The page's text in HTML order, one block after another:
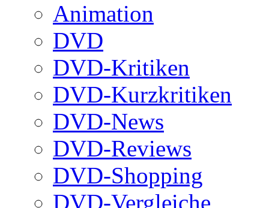
Animation
DVD
DVD-Kritiken
DVD-Kurzkritiken
DVD-News
DVD-Reviews
DVD-Shopping
DVD-Vergleiche